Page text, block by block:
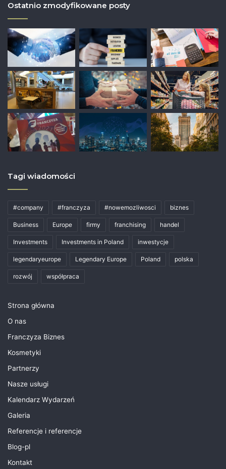
Ostatnio zmodyfikowane posty
Tagi wiadomości
#company #franczyza #nowemozliwosci biznes
Business Europe firmy franchising handel
Investments Investments in Poland inwestycje
legendaryeurope Legendary Europe Poland polska
rozwój współpraca
Strona główna
O nas
Franczyza Biznes
Kosmetyki
Partnerzy
Nasze usługi
Kalendarz Wydarzeń
Galeria
Referencje i referencje
Blog-pl
Kontakt